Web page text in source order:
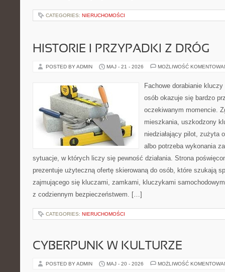
CATEGORIES: NIERUCHOMOŚCI
HISTORIE I PRZYPADKI Z DRÓG
POSTED BY ADMIN MAJ - 21 - 2026 MOŻLIWOŚĆ
Fachowe dorabianie
osób okazuje się bardzo
oczekiwanym momencie.
mieszkania, uszkodzony
niedziałający pilot, zużyta
albo potrzeba wykonania
sytuacje, w których liczy się pewność działania. Strona
prezentuje użyteczną ofertę skierowaną do osób, które szukają
zajmującego się kluczami, zamkami, kluczykami
z codziennym bezpieczeństwem. […]
CATEGORIES: NIERUCHOMOŚCI
CYBERPUNK W KULTURZE
POSTED BY ADMIN MAJ - 20 - 2026 MOŻLIWOŚĆ